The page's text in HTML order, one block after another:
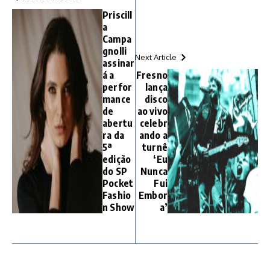
Priscill
a
Campa
gnolli
assinar
á a
perfor
mance
de
abertu
ra da
5ª
edição
do SP
Pocket
Fashio
n Show
Next Article
Fresno
lança
disco
ao vivo
celebr
ando a
turnê
‘Eu
Nunca
Fui
Embor
a’